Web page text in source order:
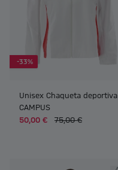
-33%
Unisex Chaqueta deportiva
CAMPUS
50,00 €
75,00 €